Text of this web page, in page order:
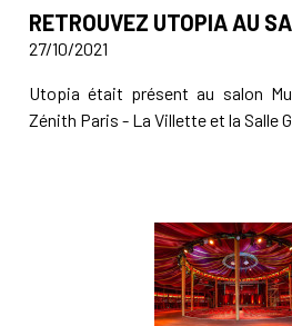
RETROUVEZ UTOPIA AU
27/10/2021
Utopia était présent au salon
Zénith Paris - La Villette et la Salle